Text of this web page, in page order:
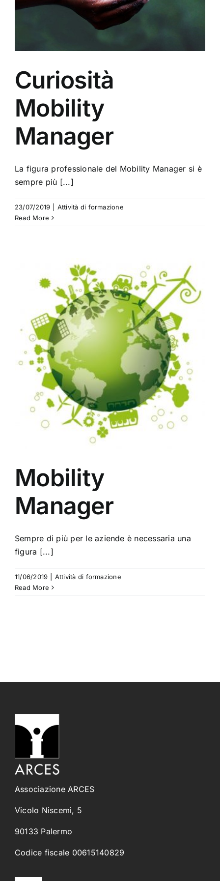
Curiosità
Mobility
Manager
La figura professionale del Mobility Manager si è
sempre più [...]
23/07/2019
Attività di formazione
Read More
Mobility
Manager
Sempre di più per le aziende è necessaria una
figura [...]
11/06/2019
Attività di formazione
Read More
Associazione ARCES
Vicolo Niscemi, 5
90133 Palermo
Codice fiscale 00615140829